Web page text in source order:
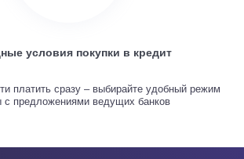
условия покупки в кредит
платить сразу – выбирайте удобный режим
с предложениями ведущих банков